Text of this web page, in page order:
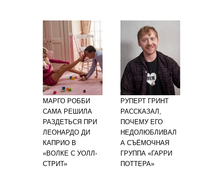
МАРГО РОББИ
САМА РЕШИЛА
РАЗДЕТЬСЯ ПРИ
ЛЕОНАРДО ДИ
КАПРИО В
«ВОЛКЕ С УОЛЛ-
СТРИТ»
РУПЕРТ ГРИНТ
РАССКАЗАЛ,
ПОЧЕМУ ЕГО
НЕДОЛЮБЛИВАЛ
А СЪЁМОЧНАЯ
ГРУППА «ГАРРИ
ПОТТЕРА»